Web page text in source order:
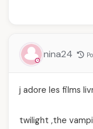
nina24
j adore les films
twilight ,the